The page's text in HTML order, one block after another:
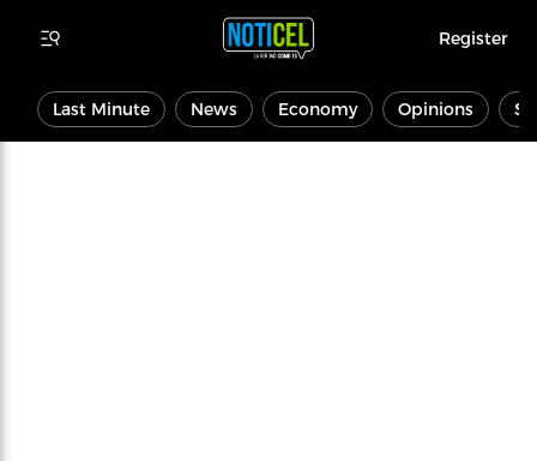
Register
Last Minute News Economy Opinions